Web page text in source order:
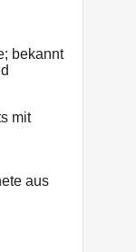
bekannt
mit
aus